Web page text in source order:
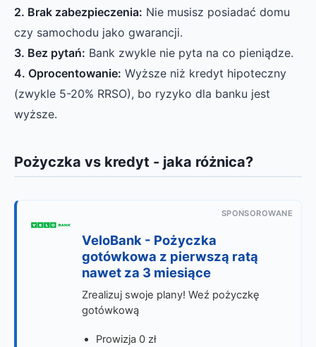
2. Brak zabezpieczenia: Nie musisz posiadać domu
czy samochodu jako gwarancji.
3. Bez pytań: Bank zwykle nie pyta na co pieniądze.
4. Oprocentowanie: Wyższe niż kredyt hipoteczny
(zwykle 5-20% RRSO), bo ryzyko dla banku jest
wyższe.
Pożyczka vs kredyt - jaka różnica?
SPONSOROWANE
VeloBank - Pożyczka
gotówkowa z pierwszą ratą
nawet za 3 miesiące
Zrealizuj swoje plany! Weź pożyczkę
gotówkową
Prowizja 0 zł